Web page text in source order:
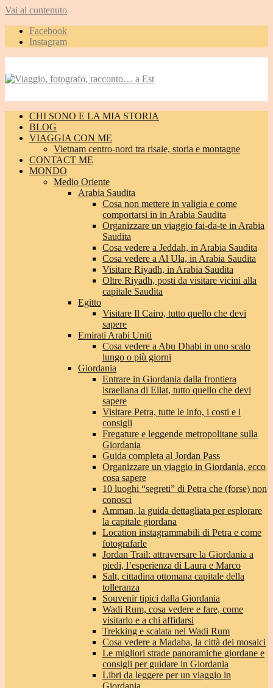
Vai al contenuto
Facebook
Instagram
CHI SONO E LA MIA STORIA
BLOG
VIAGGIA CON ME
Vietnam centro-nord tra risaie, storia e montagne
CONTACT ME
MONDO
Medio Oriente
Arabia Saudita
Cosa non mettere in valigia e come
comportarsi in in Arabia Saudita
Organizzare un viaggio fai-da-te in Arabia
Saudita
Cosa vedere a Jeddah, in Arabia Saudita
Cosa vedere a Al Ula, in Arabia Saudita
Visitare Riyadh, in Arabia Saudita
Oltre Riyadh, posti da visitare vicini alla
capitale Saudita
Egitto
Visitare Il Cairo, tutto quello che devi
sapere
Emirati Arabi Uniti
Cosa vedere a Abu Dhabi in uno scalo
lungo o più giorni
Giordania
Entrare in Giordania dalla frontiera
israeliana di Eilat, tutto quello che devi
sapere
Visitare Petra, tutte le info, i costi e i
consigli
Fregature e leggende metropolitane sulla
Giordania
Guida completa al Jordan Pass
Organizzare un viaggio in Giordania, ecco
cosa sapere
10 luoghi “segreti” di Petra che (forse) non
conosci
Amman, la guida dettagliata per esplorare
la capitale giordana
Location instagrammabili di Petra e come
fotografarle
Jordan Trail: attraversare la Giordania a
piedi, l’esperienza di Laura e Marco
Salt, cittadina ottomana capitale della
tolleranza
Souvenir tipici dalla Giordania
Wadi Rum, cosa vedere e fare, come
visitarlo e a chi affidarsi
Trekking e scalata nel Wadi Rum
Cosa vedere a Madaba, la città dei mosaici
Le migliori strade panoramiche giordane e
consigli per guidare in Giordania
Libri da leggere per un viaggio in
Giordania